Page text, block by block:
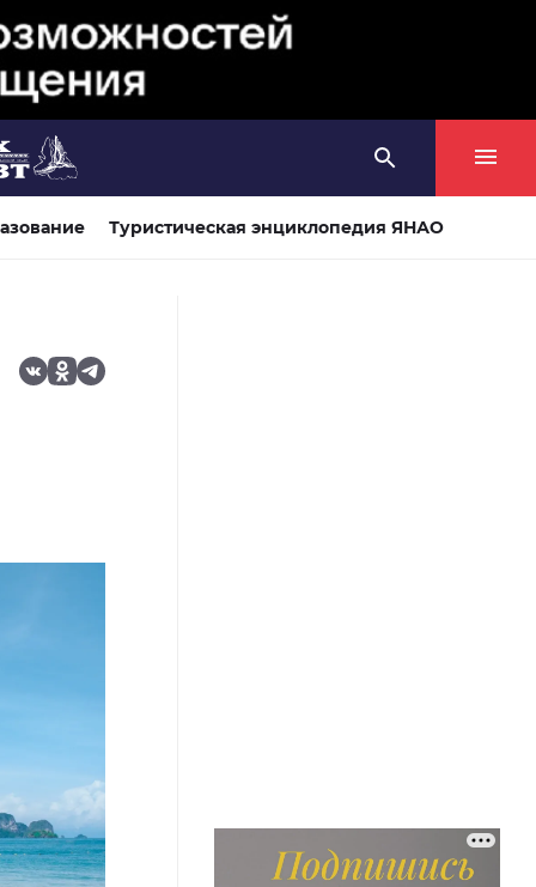
Туристическая энциклопедия ЯНАО